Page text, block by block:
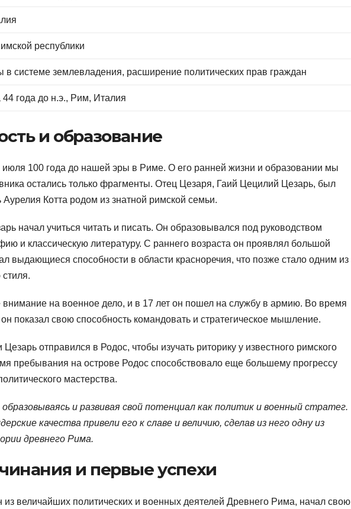
республики
системе землевладения, расширение политических прав граждан
44 года до н.э., Рим, Италия
и образование
июля 100 года до нашей эры в Риме. О его ранней жизни и образовании мы
остались только фрагменты. Отец Цезаря, Гаий Цецилий Цезарь, был
Котта родом из знатной римской семьи.
начал учиться читать и писать. Он образовывался под руководством
и классическую литературу. С раннего возраста он проявлял большой
выдающиеся способности в области красноречия, что позже стало одним из
стиля.
на военное дело, и в 17 лет он пошел на службу в армию. Во время
показал свою способность командовать и стратегическое мышление.
отправился в Родос, чтобы изучать риторику у известного римского
пребывания на острове Родос способствовало еще большему прогрессу
мастерства.
и развивая свой потенциал как политик и военный стратег.
качества привели его к славе и величию, сделав из него одну из
древнего Рима.
и первые успехи
величайших политических и военных деятелей Древнего Рима, начал свою